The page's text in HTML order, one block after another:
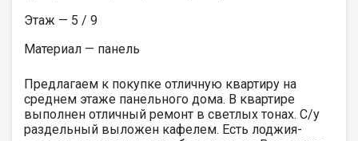
Этаж — 5 / 9
Материал — панель
Предлагаем к покупке отличную квартиру на
среднем этаже панельного дома. В квартире
выполнен отличный ремонт в светлых тонах. С/у
раздельный выложен кафелем. Есть лоджия-